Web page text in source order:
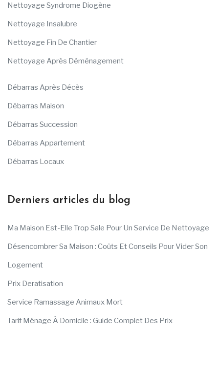
Nettoyage Syndrome Diogène
Nettoyage Insalubre
Nettoyage Fin De Chantier
Nettoyage Après Déménagement
Débarras Après Décès
Débarras Maison
Débarras Succession
Débarras Appartement
Débarras Locaux
Derniers articles du blog
Ma Maison Est-Elle Trop Sale Pour Un Service De Nettoyage
Désencombrer Sa Maison : Coûts Et Conseils Pour Vider Son
Logement
Prix Deratisation
Service Ramassage Animaux Mort
Tarif Ménage À Domicile : Guide Complet Des Prix